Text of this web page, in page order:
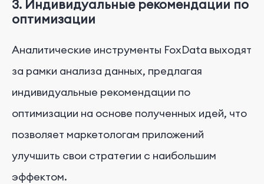
3. Индивидуальные рекомендации по
оптимизации
Аналитические инструменты FoxData выходят
за рамки анализа данных, предлагая
индивидуальные рекомендации по
оптимизации на основе полученных идей, что
позволяет маркетологам приложений
улучшить свои стратегии с наибольшим
эффектом.